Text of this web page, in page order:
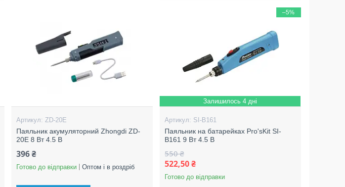
ZD-20E
Паяльник акумуляторний Zhongdi ZD-
20E 8 Вт 4.5 В
396 ₴
Готово до відправки Оптом і в роздріб
–5%
Залишилось 4 дні
SI-B161
Паяльник на батарейках Pro'sKit SI-
B161 9 Вт 4.5 В
550 ₴
522,50 ₴
Готово до відправки